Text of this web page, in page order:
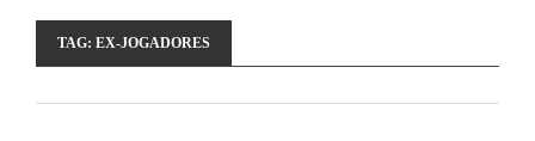
TAG: EX-JOGADORES